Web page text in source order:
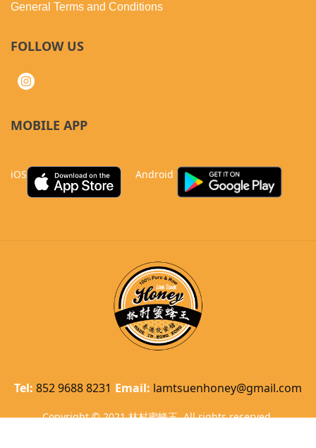
General Terms and Conditions
FOLLOW US
MOBILE APP
iOS Android
Tel:852 9688 8231 Email: lamtsuenhoney@gmail.com
Copyright © 2021 林村蜜蜂王. All rights reserved.